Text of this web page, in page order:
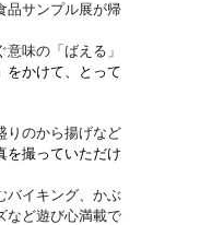
品サンプル展が帰
味の「ばえる」
をかけて、とって
りのから揚げなど
を撮っていただけ
バイキング、かぶ
など遊び心満載で